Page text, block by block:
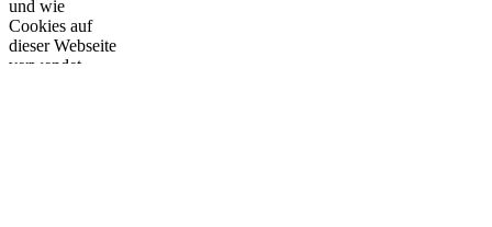
und wie
Cookies auf
dieser Webseite
verwendet